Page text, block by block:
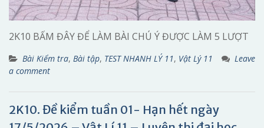
2K10 BẤM ĐÂY ĐỂ LÀM BÀI CHÚ Ý ĐƯỢC LÀM 5 LƯỢT
Bài Kiểm tra, Bài tập, TEST NHANH LÝ 11, Vật Lý 11
Leave
a comment
2K10. Đề kiểm tuần 01- Hạn hết ngày